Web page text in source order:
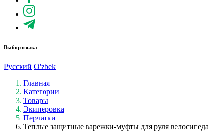
Выбор языка
Русский O'zbek
Главная
Категории
Товары
Экиперовка
Перчатки
Теплые защитные варежки-муфты для руля велосипеда